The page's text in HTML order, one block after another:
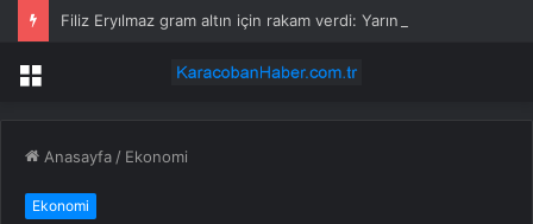
Menü
Anasayfa / Ekonomi
Ekonomi